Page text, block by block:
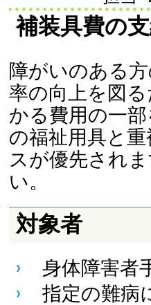
補装具費の
障がいのある
率の向上を図
かる費用の一
の福祉用具と
スが優先され
い。
対象者
身体障害者
指定の難病